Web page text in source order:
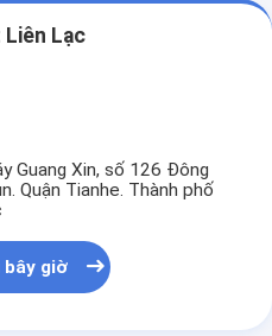
Liên Lạc
Guang Xin, số 126 Đông
Quận Tianhe. Thành phố
bây giờ